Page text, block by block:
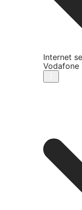
Internet
Vodafone